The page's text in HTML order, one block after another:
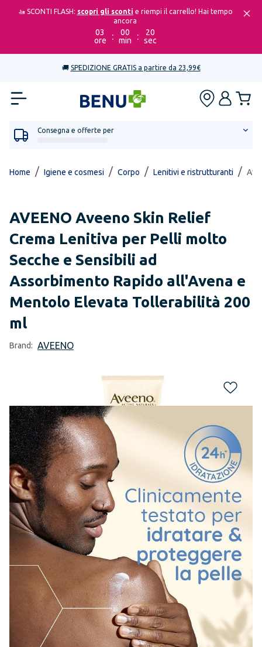
🚤 SCONTI FLASH: scopri gli sconti e riempi il carrello! Hai tempo
ancora
03
ore
:
00
min
:
20
sec
🚚 SPEDIZIONE GRATIS a partire da 23,99€
Consegna e offerte per
Home / Igiene e cosmesi / Corpo / Lenitivi e ristrutturanti /
AVEENO Aveeno Skin Relief
Crema Lenitiva per Pelli molto
Secche e Sensibili ad
Assorbimento Rapido all'Avena e
Mentolo Elevata Tollerabilità 200
ml
Brand: AVEENO